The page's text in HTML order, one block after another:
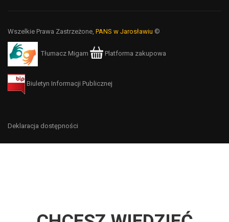
Wszelkie Prawa Zastrzeżone, PANS w Jarosławiu ©
Tłumacz Migam Platforma zakupowa
Biuletyn Informacji Publicznej
Deklaracja dostępności